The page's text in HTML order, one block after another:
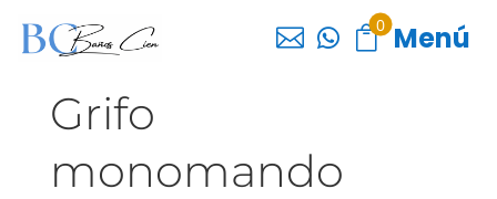
  
0 Menú
Grifo
monomando